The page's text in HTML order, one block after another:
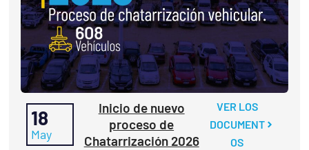
18
May
Inicio de nuevo
proceso de
Chatarrización 2026
VER LOS
DOCUMENT
OS